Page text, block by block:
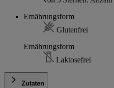
Ernährungsform
Glutenfrei
Ernährungsform
Laktosefrei
Zutaten